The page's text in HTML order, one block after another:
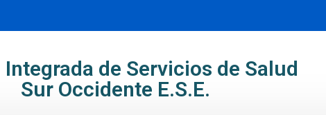
Integrada de Servicios de Salud
Sur Occidente E.S.E.